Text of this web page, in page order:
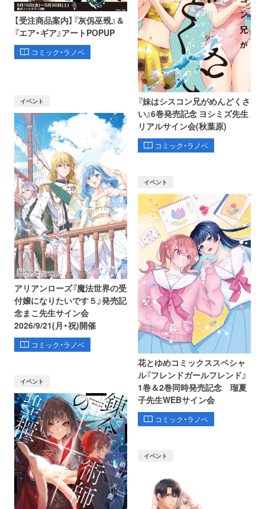
【受注商品案内】『灰仭巫覡』＆
『エア・ギア』アートPOPUP
コミック・ラノベ
『妹はシスコン兄がめんどくさ
い』6巻発売記念 ヨシミズ先生
リアルサイン会(秋葉原)
コミック・ラノベ
イベント
アリアンローズ『魔法世界の受
付嬢になりたいです５』発売記
念まこ先生サイン会
2026/9/21(月・祝)開催
コミック・ラノベ
イベント
花とゆめコミックススペシャ
ル『フレンドガールフレンド』
1巻＆2巻同時発売記念 瑠夏
子先生WEBサイン会
コミック・ラノベ
イベント
イベント